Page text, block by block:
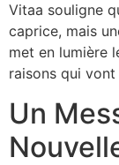
Vitaa souligne
caprice, mais
met en lumière
raisons qui vont
Un